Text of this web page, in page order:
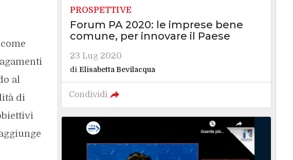
al
di
PROSPETTIVE
Forum PA 2020: le imprese bene
comune, per innovare il Paese
23 Lug 2020
di Elisabetta Bevilacqua
Condividi